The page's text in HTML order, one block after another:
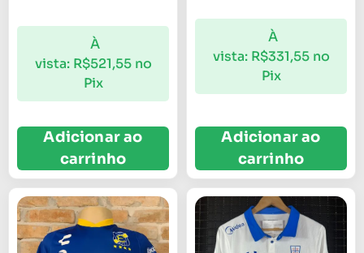
À
vista: R$521,55 no
Pix
Adicionar ao
carrinho
À
vista: R$331,55 no
Pix
Adicionar ao
carrinho